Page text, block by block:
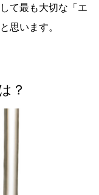
て最も大切な「エ
思います。
？